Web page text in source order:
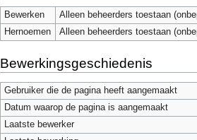
Bewerken
Alleen beheerders toestaan
Hernoemen
Alleen beheerders toestaan
Bewerkingsgeschiedenis
Gebruiker die de pagina heeft aangemaakt
Datum waarop de pagina is aangemaakt
Laatste bewerker